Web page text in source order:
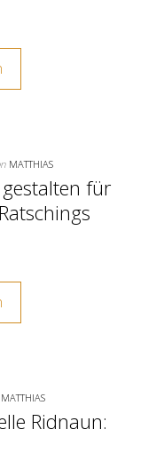
MATTHIAS
für
MATTHIAS
Ridnaun: